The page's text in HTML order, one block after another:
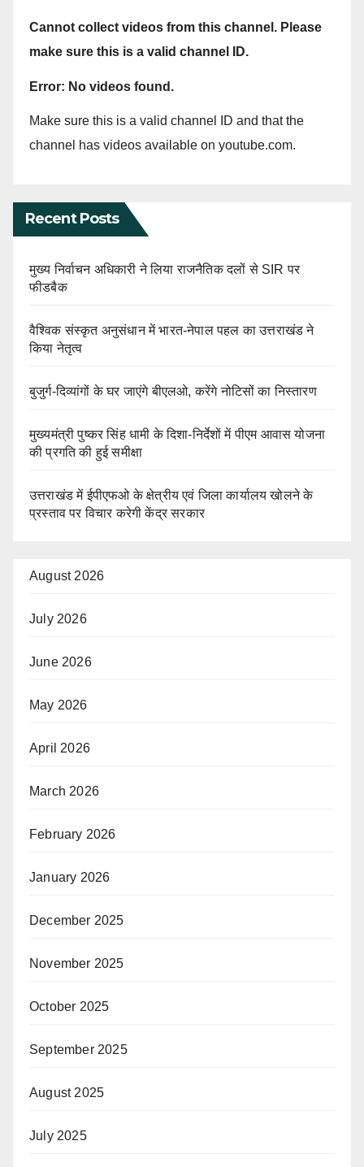
Cannot collect videos from this channel. Please
make sure this is a valid channel ID.
Error: No videos found.
Make sure this is a valid channel ID and that the
channel has videos available on youtube.com.
Recent Posts
मुख्य निर्वाचन अधिकारी ने लिया राजनैतिक दलों से SIR पर
फीडबैक
वैश्विक संस्कृत अनुसंधान में भारत-नेपाल पहल का उत्तराखंड ने
किया नेतृत्व
बुजुर्ग-दिव्यांगों के घर जाएंगे बीएलओ, करेंगे नोटिसों का निस्तारण
मुख्यमंत्री पुष्कर सिंह धामी के दिशा-निर्देशों में पीएम आवास योजना
की प्रगति की हुई समीक्षा
उत्तराखंड में ईपीएफओ के क्षेत्रीय एवं जिला कार्यालय खोलने के
प्रस्ताव पर विचार करेगी केंद्र सरकार
August 2026
July 2026
June 2026
May 2026
April 2026
March 2026
February 2026
January 2026
December 2025
November 2025
October 2025
September 2025
August 2025
July 2025